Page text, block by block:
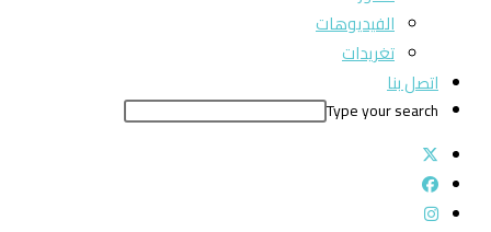
الفيديوهات
تغريدات
اتصل بنا
Type your search